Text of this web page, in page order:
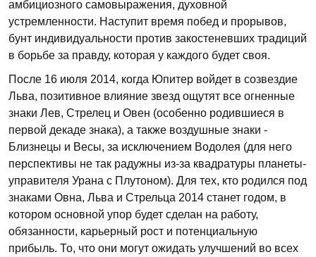
амбициозного самовыражения, духовной
устремленности. Наступит время побед и прорывов,
бунт индивидуальности против закостеневших традиций
в борьбе за правду, которая у каждого будет своя.
После 16 июля 2014, когда Юпитер войдет в созвездие
Льва, позитивное влияние звезд ощутят все огненные
знаки Лев, Стрелец и Овен (особенно родившиеся в
первой декаде знака), а также воздушные знаки -
Близнецы и Весы, за исключением Водолея (для него
перспективы не так радужны из-за квадратуры планеты-
управителя Урана с Плутоном). Для тех, кто родился под
знаками Овна, Льва и Стрельца 2014 станет годом, в
котором основной упор будет сделан на работу,
обязанности, карьерный рост и потенциальную
прибыль. То, что они могут ожидать улучшений во всех